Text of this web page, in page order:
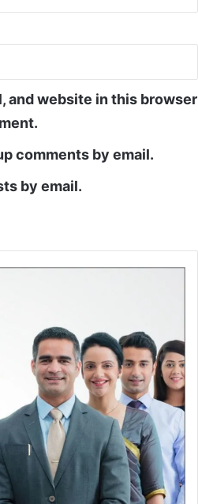
and website in this browser
comments by email.
by email.